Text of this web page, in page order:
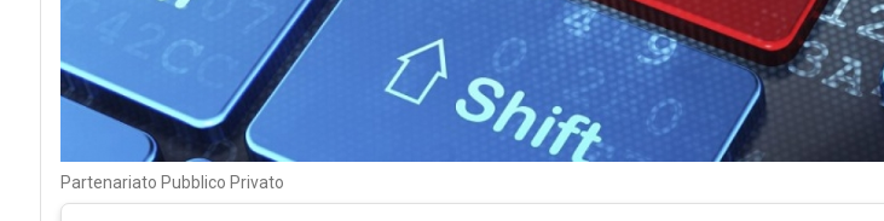
Partenariato Pubblico Privato